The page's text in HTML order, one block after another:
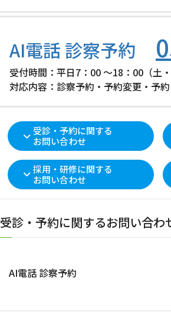
AI電話 診察予約
受付時間：平日7：00 ～18：00（土
対応内容：診察予約・予約変更・予
受診・予約に関する
お問い合わせ
採用・研修に関する
お問い合わせ
受診・予約に関するお問い合わ
AI電話 診察予約